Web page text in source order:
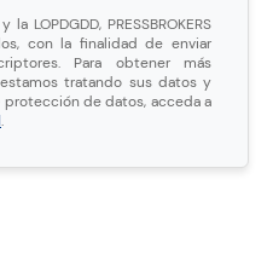
LOPDGDD, PRESSBROKERS
con la finalidad de enviar
Para obtener más
tratando sus datos y
de datos, acceda a
.